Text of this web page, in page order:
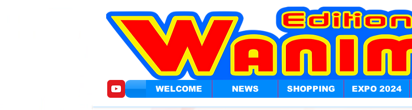
WELCOME NEWS SHOPPING EXPO 2024